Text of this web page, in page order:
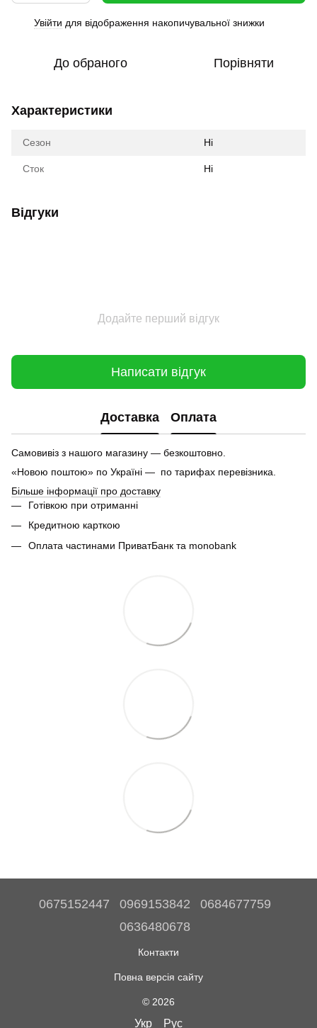
Увійти для відображення накопичувальної знижки
До обраного Порівняти
Характеристики
Сезон Ні
Сток Ні
Відгуки
Додайте перший відгук
Написати відгук
Доставка Оплата
Самовивіз з нашого магазину — безкоштовно.
«Новою поштою» по Україні — по тарифах перевізника.
Більше інформації про доставку
Готівкою при отриманні
Кредитною карткою
Оплата частинами ПриватБанк та monobank
0675152447 0969153842
0684677759
0636480678
Контакти
Повна версія сайту
© 2026
Укр Рус